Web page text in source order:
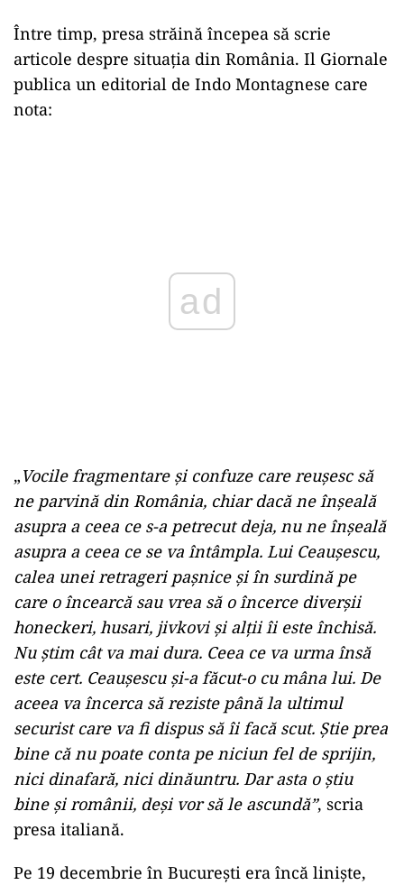
Între timp, presa străină începea să scrie
articole despre situația din România. Il Giornale
publica un editorial de Indo Montagnese care
nota:
ad
„Vocile fragmentare şi confuze care reuşesc să
ne parvină din România, chiar dacă ne înşeală
asupra a ceea ce s-a petrecut deja, nu ne înşeală
asupra a ceea ce se va întâmpla. Lui Ceauşescu,
calea unei retrageri paşnice şi în surdină pe
care o încearcă sau vrea să o încerce diverşii
honeckeri, husari, jivkovi şi alţii îi este închisă.
Nu ştim cât va mai dura. Ceea ce va urma însă
este cert. Ceauşescu şi-a făcut-o cu mâna lui. De
aceea va încerca să reziste până la ultimul
securist care va fi dispus să îi facă scut. Ştie prea
bine că nu poate conta pe niciun fel de sprijin,
nici dinafară, nici dinăuntru. Dar asta o ştiu
bine şi românii, deşi vor să le ascundă”, scria
presa italiană.
Pe 19 decembrie în București era încă liniște,